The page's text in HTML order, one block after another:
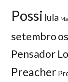
Possi lula
setembro
Pensador
Preacher